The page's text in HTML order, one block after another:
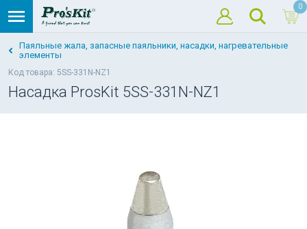
0
Паяльные жала, запасные паяльники, насадки, нагревательные
элементы
Код товара: 5SS-331N-NZ1
Насадка ProsKit 5SS-331N-NZ1